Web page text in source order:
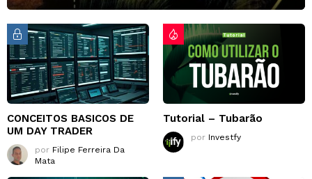
CONCEITOS BASICOS DE
UM DAY TRADER
por Filipe Ferreira Da
Mata
Tutorial – Tubarão
por Investfy